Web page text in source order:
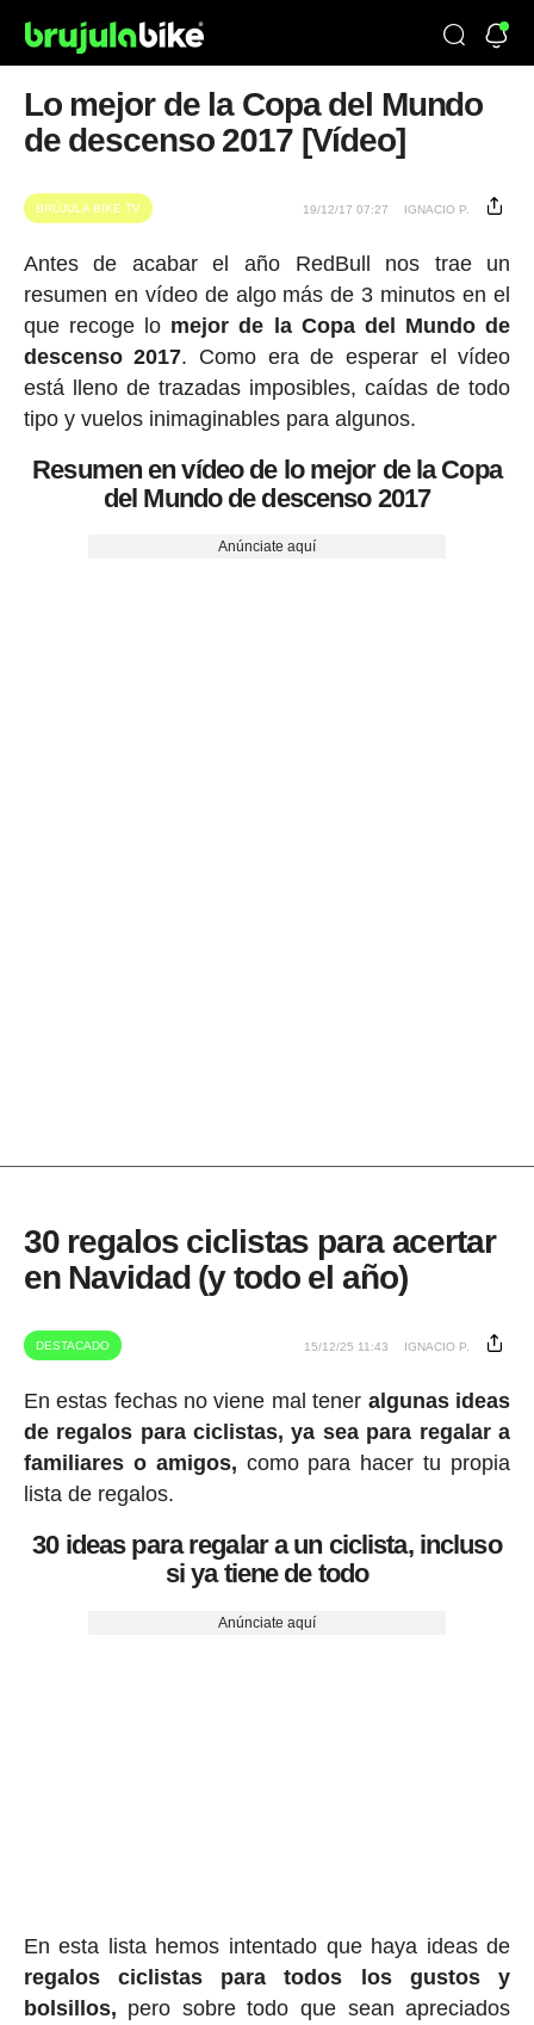
Lo mejor de la Copa del Mundo
de descenso 2017 [Vídeo]
BRÚJULA BIKE TV 19/12/17 07:27 IGNACIO P.
Antes de acabar el año RedBull nos trae un
resumen en vídeo de algo más de 3 minutos en el
que recoge lo mejor de la Copa del Mundo de
descenso 2017. Como era de esperar el vídeo
está lleno de trazadas imposibles, caídas de todo
tipo y vuelos inimaginables para algunos.
Resumen en vídeo de lo mejor de la Copa
del Mundo de descenso 2017
Anúnciate aquí
30 regalos ciclistas para acertar
en Navidad (y todo el año)
DESTACADO 15/12/25 11:43 IGNACIO P.
En estas fechas no viene mal tener algunas ideas
de regalos para ciclistas, ya sea para regalar a
familiares o amigos, como para hacer tu propia
lista de regalos.
30 ideas para regalar a un ciclista, incluso
si ya tiene de todo
Anúnciate aquí
En esta lista hemos intentado que haya ideas de
regalos ciclistas para todos los gustos y
bolsillos, pero sobre todo que sean apreciados